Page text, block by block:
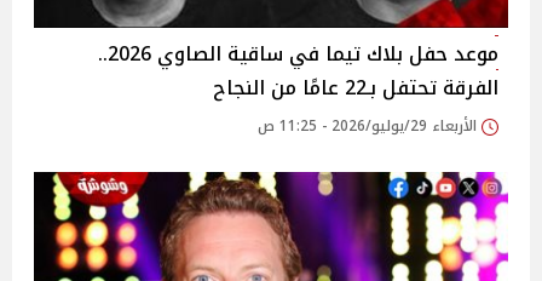
موعد حفل بلاك تيما في ساقية الصاوي 2026..
الفرقة تحتفل بـ22 عامًا من النجاح
الأربعاء 29/يوليو/2026 - 11:25 ص